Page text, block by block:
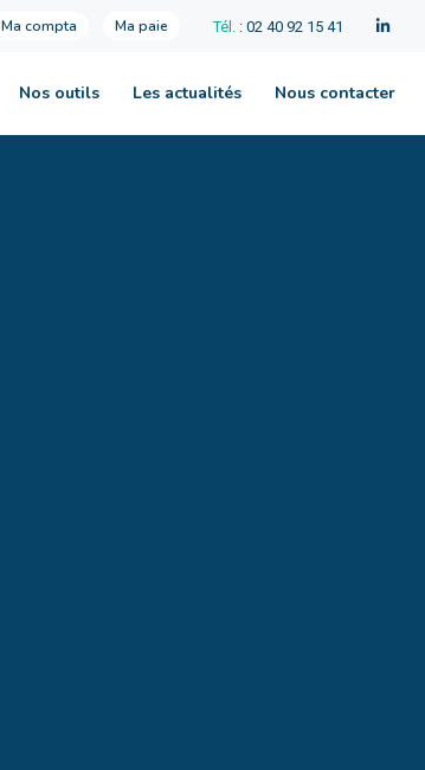
Ma compta Ma paie Tél. : 02 40 92 15 41
Nos outils Les actualités Nous contacter